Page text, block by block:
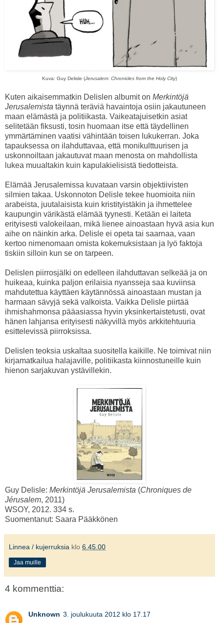
Kuva: Guy Delisle (Jerusalem: Chronicles from the Holy City)
Kuten aikaisemmatkin Delislen albumit on Merkintöjä
Jerusalemista täynnä teräviä havaintoja osiin jakautuneen
maan elämästä ja politiikasta. Vaikeatajuisetkin asiat
selitetään fiksusti, tosin huomaan itse että täydellinen
ymmärtäminen vaatisi vähintään toisen lukukerran. Joka
tapauksessa on ilahduttavaa, että monikulttuurisen ja
uskonnoiltaan jakautuvat maan menosta on mahdollista
lukea muualtakin kuin kapulakielisistä tiedotteista.
Elämää Jerusalemissa kuvataan varsin objektiivisten
silmien takaa. Uskonnoton Delisle tekee huomioita niin
arabeista, juutalaisista kuin kristityistäkin ja ihmettelee
kaupungin värikästä elämää tyynesti. Ketään ei laiteta
erityisesti valokeilaan, mikä lienee ainoastaan hyvä asia kun
aihe on näinkin arka. Delisle ei opeta tai saarnaa, vaan
kertoo nimenomaan omista kokemuksistaan ja lyö faktoja
tiskiin silloin kun se on tarpeen.
Delislen piirrosjälki on edelleen ilahduttavan selkeää ja on
huikeaa, kuinka paljon erilaisia nyansseja saa kuviinsa
mahdutettua käyttäen käytännössä ainoastaan mustan ja
harmaan sävyjä sekä valkoista. Vaikka Delisle piirtää
ihmishahmonsa pääasiassa hyvin yksinkertaistetusti, ovat
hänen lahjansa erityisesti näkyvillä myös arkkitehtuuria
esittelevissä piirroksissa.
Delislen teoksia uskaltaa suositella kaikille. Ne toimivat niin
kirjamatkailua halajaville, politiikasta kiinnostuneille kuin
hienon sarjakuvan ystävillekin.
Guy Delisle: Merkintöjä Jerusalemista (Chroniques de
Jérusalem, 2011)
WSOY, 2012. 334 s.
Suomentanut: Saara Pääkkönen
Linnea / kujerruksia klo 6.45.00
Jaa muille
4 kommenttia:
Unknown 3. joulukuuta 2012 klo 17.17